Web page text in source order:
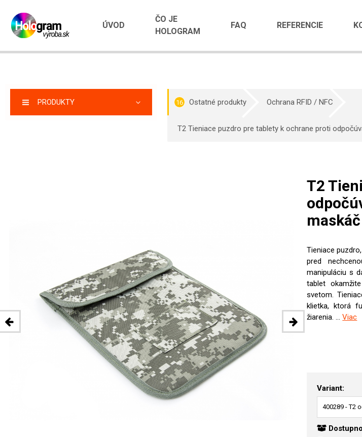
ÚVOD
ČO JE
HOLOGRAM
FAQ REFERENCIE
PRODUKTY 16 Ostatné produkty Ochrana RFID / NFC
T2 Tieniace puzdro pre tablety k ochrane proti
T2
maskáč
Tieniace
pred
manipuláciu s
tablet
svetom.
klietka, ktorá
žiarenia. ...Viac
Variant: